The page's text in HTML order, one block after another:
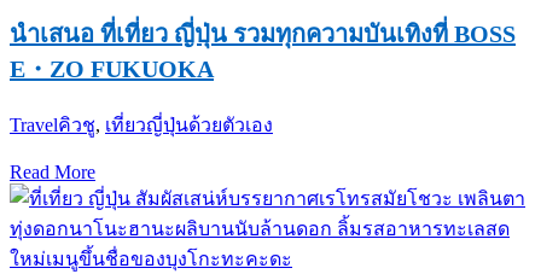
นำเสนอ ที่เที่ยว ญี่ปุ่น รวมทุกความบันเทิงที่ BOSS
E・ZO FUKUOKA
Travelคิวชู, เที่ยวญี่ปุ่นด้วยตัวเอง
Read More